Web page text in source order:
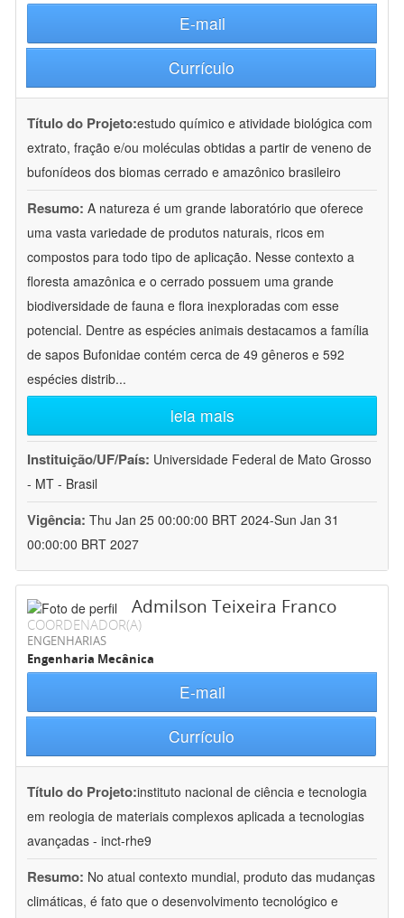
E-mail
Currículo
Título do Projeto:estudo químico e atividade biológica com
extrato, fração e/ou moléculas obtidas a partir de veneno de
bufonídeos dos biomas cerrado e amazônico brasileiro
Resumo: A natureza é um grande laboratório que oferece
uma vasta variedade de produtos naturais, ricos em
compostos para todo tipo de aplicação. Nesse contexto a
floresta amazônica e o cerrado possuem uma grande
biodiversidade de fauna e flora inexploradas com esse
potencial. Dentre as espécies animais destacamos a família
de sapos Bufonidae contém cerca de 49 gêneros e 592
espécies distrib...
leia mais
Instituição/UF/País: Universidade Federal de Mato Grosso
- MT - Brasil
Vigência: Thu Jan 25 00:00:00 BRT 2024-Sun Jan 31
00:00:00 BRT 2027
Admilson Teixeira Franco
COORDENADOR(A)
ENGENHARIAS
Engenharia Mecânica
E-mail
Currículo
Título do Projeto:instituto nacional de ciência e tecnologia
em reologia de materiais complexos aplicada a tecnologias
avançadas - inct-rhe9
Resumo: No atual contexto mundial, produto das mudanças
climáticas, é fato que o desenvolvimento tecnológico e